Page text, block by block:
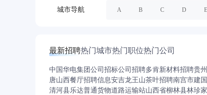
城市导航 A B C D E
最新招聘热门城市热门职位热门公司
中国华电集团公司招标公司招聘多肯新材料招聘贵
唐山西餐厅招聘信息安吉龙王山茶叶招聘南宫市建
清河县乐达普通货物道路运输站山西省柳林县林珍